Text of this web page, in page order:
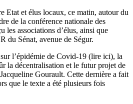
Etat et élus locaux, ce matin, autour du
de la conférence nationale des
les associations d’élus, ainsi que
du Sénat, avenue de Ségur.
l’épidémie de Covid-19 (lire ici), la
la décentralisation et le futur projet de
Gourault. Cette dernière a fait
que le texte a été plusieurs fois